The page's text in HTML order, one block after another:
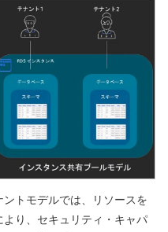
トモデルでは、リソースを
り、セキュリティ・キャパ